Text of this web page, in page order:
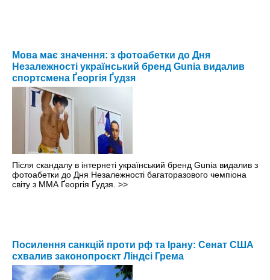
Мова має значення: з фотоабетки до Дня
Незалежності український бренд Gunia видалив
спортсмена Ґеоргія Ґудзя
Після скандалу в інтернеті український бренд Gunia видалив з
фотоабетки до Дня Незалежності багаторазового чемпіона
світу з ММА Ґеоргія Ґудзя. >>
Посилення санкцій проти рф та Ірану: Сенат США
схвалив законопроєкт Ліндсі Грема